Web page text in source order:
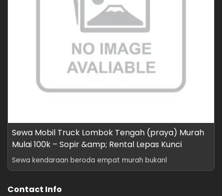
Sewa Mobil Truck Lombok Tengah (praya) Murah
Mulai 100k – Sopir &amp; Rental Lepas Kunci
Sewa kendaraan beroda empat murah bukanl
Contact Info